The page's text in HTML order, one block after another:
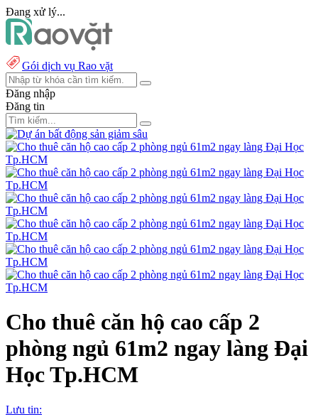
Đang xử lý...
Gói dịch vụ Rao vặt
Đăng nhập
Đăng tin
Cho thuê căn hộ cao cấp 2
phòng ngủ 61m2 ngay làng Đại
Học Tp.HCM
Lưu tin: